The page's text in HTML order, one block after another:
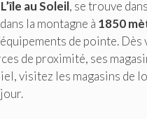
L’île au Soleil, se trouve
la montagne à 1850
de pointe.
de proximité, ses
visitez les magasins de